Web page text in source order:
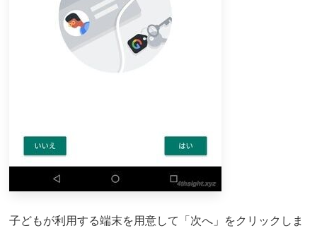
子どもが利用する端末を用意して「次へ」をクリックしま